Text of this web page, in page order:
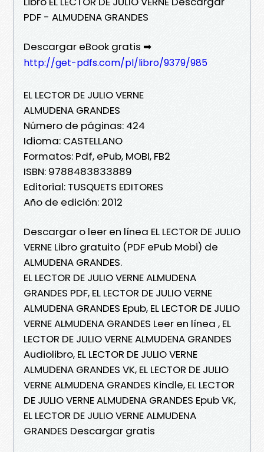
PDF - ALMUDENA GRANDES
Descargar eBook gratis ➡
http://get-pdfs.com/pl/libro/9379/985
EL LECTOR DE JULIO VERNE
ALMUDENA GRANDES
Número de páginas: 424
Idioma: CASTELLANO
Formatos: Pdf, ePub, MOBI, FB2
ISBN: 9788483833889
Editorial: TUSQUETS EDITORES
Año de edición: 2012
Descargar o leer en línea EL LECTOR DE JULIO
VERNE Libro gratuito (PDF ePub Mobi) de
ALMUDENA GRANDES.
EL LECTOR DE JULIO VERNE ALMUDENA
GRANDES PDF, EL LECTOR DE JULIO VERNE
ALMUDENA GRANDES Epub, EL LECTOR DE JULIO
VERNE ALMUDENA GRANDES Leer en línea , EL
LECTOR DE JULIO VERNE ALMUDENA GRANDES
Audiolibro, EL LECTOR DE JULIO VERNE
ALMUDENA GRANDES VK, EL LECTOR DE JULIO
VERNE ALMUDENA GRANDES Kindle, EL LECTOR
DE JULIO VERNE ALMUDENA GRANDES Epub VK,
EL LECTOR DE JULIO VERNE ALMUDENA
GRANDES Descargar gratis